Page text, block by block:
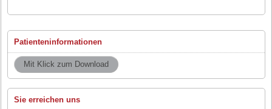
Patienteninformationen
Sie erreichen uns